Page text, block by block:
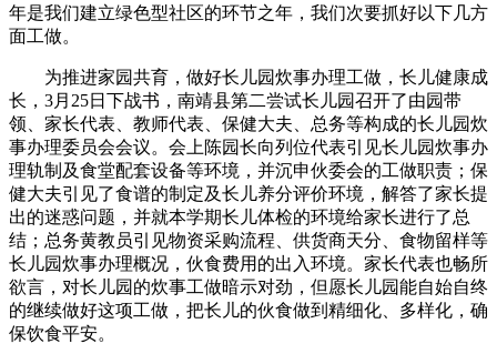
年是我们建立绿色型社区的环节之年，我们次要抓好以下几方
面工做。
为推进家园共育，做好长儿园炊事办理工做，长儿健康成
长，3月25日下战书，南靖县第二尝试长儿园召开了由园带
领、家长代表、教师代表、保健大夫、总务等构成的长儿园炊
事办理委员会会议。会上陈园长向列位代表引见长儿园炊事办
理轨制及食堂配套设备等环境，并沉申伙委会的工做职责；保
健大夫引见了食谱的制定及长儿养分评价环境，解答了家长提
出的迷惑问题，并就本学期长儿体检的环境给家长进行了总
结；总务黄教员引见物资采购流程、供货商天分、食物留样等
长儿园炊事办理概况，伙食费用的出入环境。家长代表也畅所
欲言，对长儿园的炊事工做暗示对劲，但愿长儿园能自始自终
的继续做好这项工做，把长儿的伙食做到精细化、多样化，确
保饮食平安。